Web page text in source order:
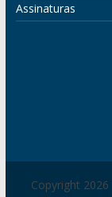
Assinaturas
Copyright 2026